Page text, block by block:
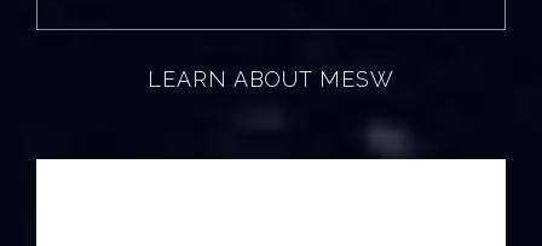
LEARN ABOUT MESW